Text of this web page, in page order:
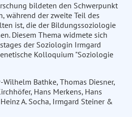
bildeten den Schwerpunkt
während der zweite Teil des
ist, die der Bildungssoziologie
Diesem Thema widmete sich
der Soziologin Irmgard
Kolloquium "Soziologie
Bathke, Thomas Diesner,
Hans Merkens, Hans
A. Socha, Irmgard Steiner &